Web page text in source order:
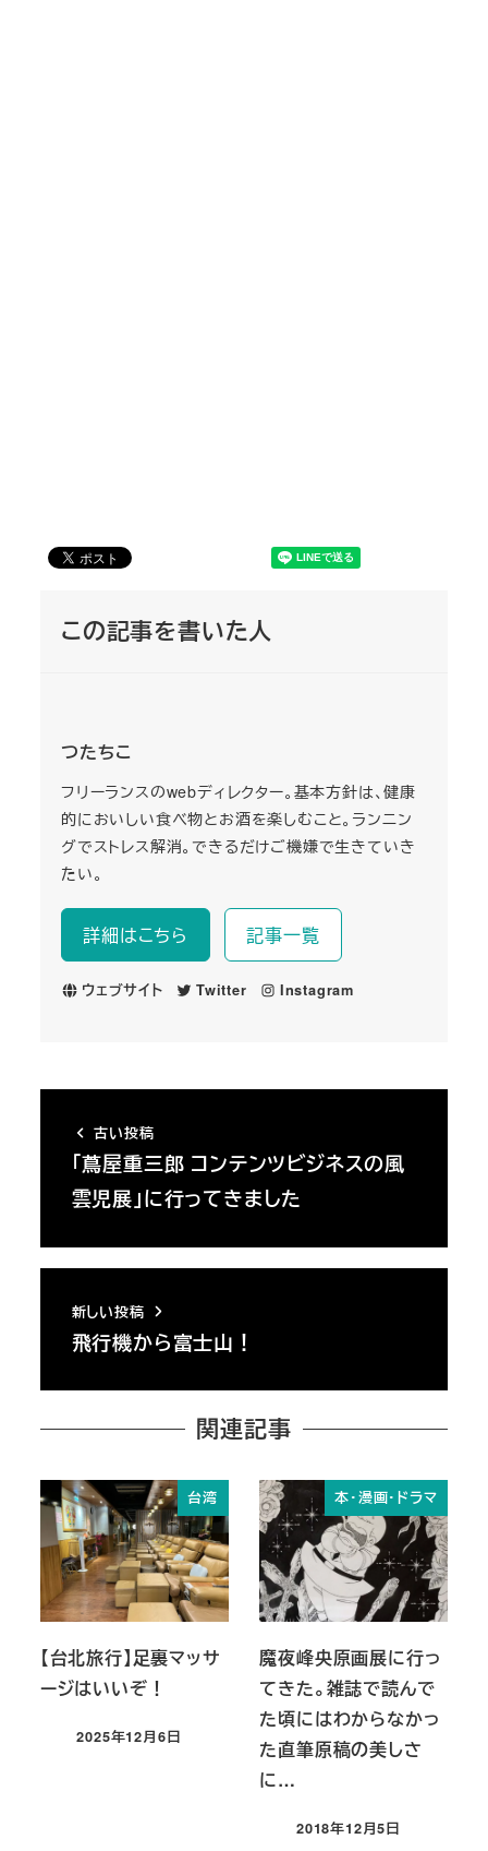
この記事を書いた人
つたちこ
フリーランスのwebディレクター。基本方針は、健康
的においしい食べ物とお酒を楽しむこと。ランニン
グでストレス解消。できるだけご機嫌で生きていき
たい。
詳細はこちら 記事一覧
ウェブサイト Twitter Instagram
古い投稿
「蔦屋重三郎 コンテンツビジネスの風
雲児展」に行ってきました
新しい投稿
飛行機から富士山！
関連記事
台湾
【台北旅行】足裏マッサ
ージはいいぞ！
投稿日
2025年12月6日
本・漫画・ドラマ
魔夜峰央原画展に行っ
てきた。雑誌で読んで
た頃にはわからなかっ
た直筆原稿の美しさ
に…
投稿日
2018年12月5日